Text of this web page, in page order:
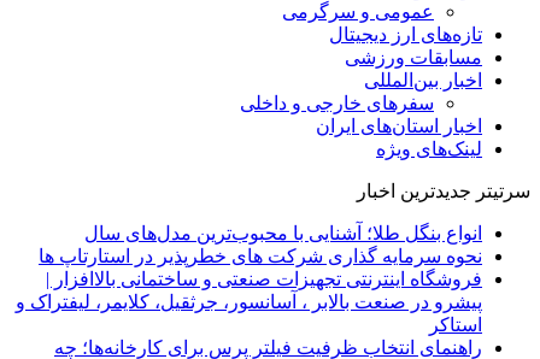
عمومی و سرگرمی
تازه‌های ارز دیجیتال
مسابقات ورزشی
اخبار بین‌المللی
سفرهای خارجی و داخلی
اخبار استان‌های ایران
لینک‌های ویژه
سرتیتر جدیدترین اخبار
انواع بنگل طلا؛ آشنایی با محبوب‌ترین مدل‌های سال
نحوه سرمایه‌ گذاری شرکت‌ های خطرپذیر در استارتاپ ها
فروشگاه اینترنتی تجهیزات صنعتی و ساختمانی بالاافزار |
پیشرو در صنعت بالابر ، آسانسور، جرثقیل، کلایمر، لیفتراک و
استاکر
راهنمای انتخاب ظرفیت فیلتر پرس برای کارخانه‌ها؛ چه